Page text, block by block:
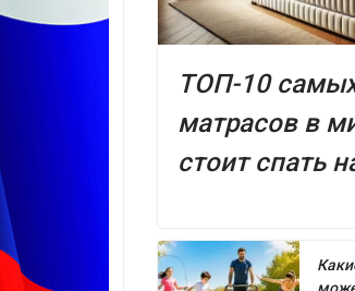
ТОП-10
матрасов в
стоит спать